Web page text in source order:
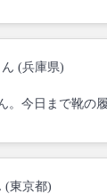
ん (兵庫県)
。今日まで靴の
(東京都)